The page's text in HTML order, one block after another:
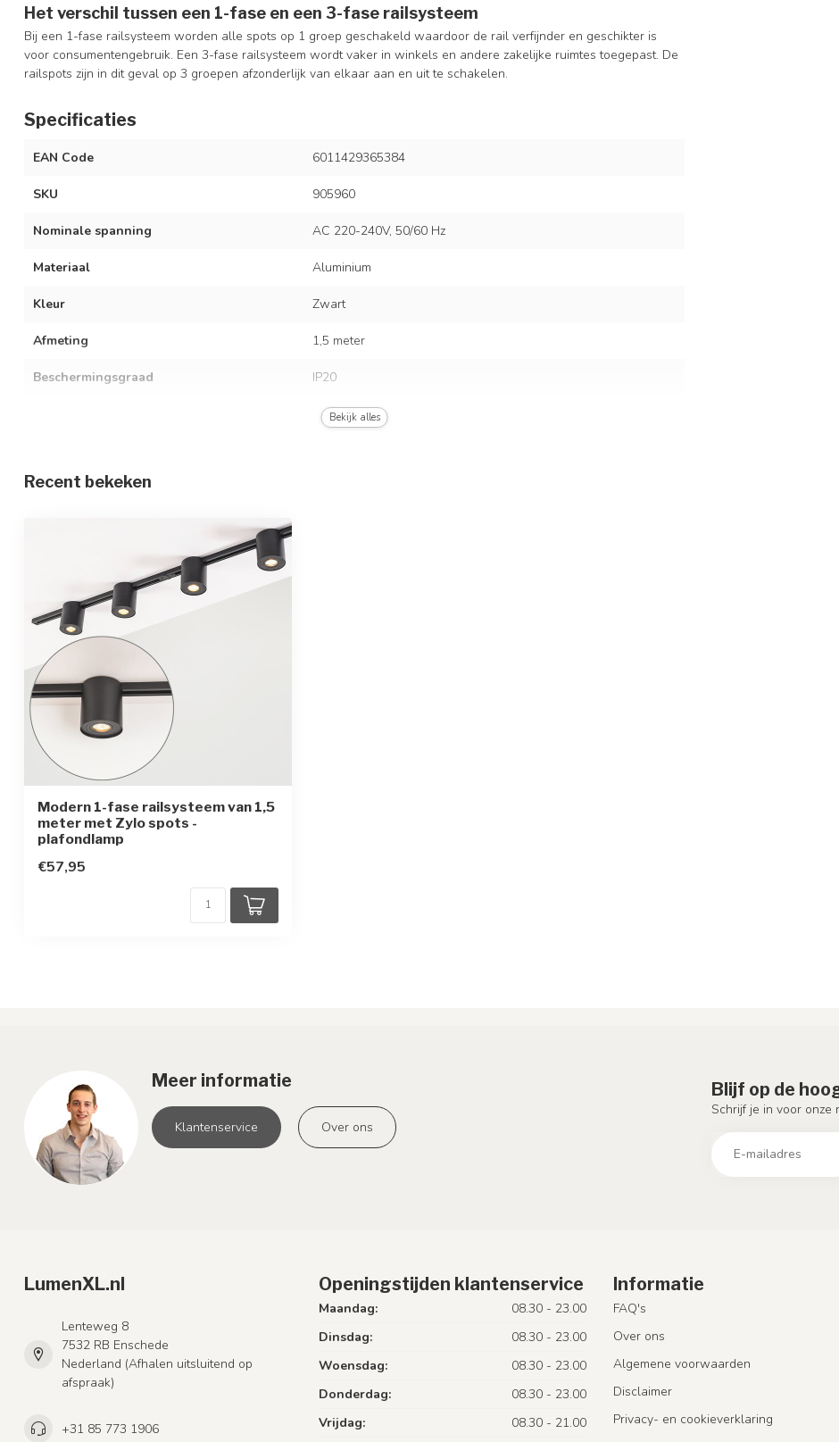
Het verschil tussen een 1-fase en een 3-fase railsysteem
Bij een 1-fase railsysteem worden alle spots op 1 groep geschakeld waardoor de rail verfijnder en geschikter is
voor consumentengebruik. Een 3-fase railsysteem wordt vaker in winkels en andere zakelijke ruimtes toegepast. De
railspots zijn in dit geval op 3 groepen afzonderlijk van elkaar aan en uit te schakelen.
Specificaties
EAN Code 6011429365384
SKU 905960
Nominale spanning AC 220-240V, 50/60 Hz
Materiaal Aluminium
Kleur Zwart
Afmeting 1,5 meter
Beschermingsgraad IP20
Bekijk alles
Recent bekeken
Modern 1-fase railsysteem van 1,5
meter met Zylo spots -
plafondlamp
€57,95
Meer informatie
Klantenservice Over ons
Blijf op de
Schrijf je in voor onze
LumenXL.nl
Lenteweg 8
7532 RB Enschede
Nederland (Afhalen uitsluitend op
afspraak)
+31 85 773 1906
Openingstijden klantenservice
Maandag:
08.30 - 23.00
Dinsdag:
08.30 - 23.00
Woensdag:
08.30 - 23.00
Donderdag:
08.30 - 23.00
Vrijdag:
08.30 - 21.00
Informatie
FAQ's
Over ons
Algemene voorwaarden
Disclaimer
Privacy- en cookieverklaring